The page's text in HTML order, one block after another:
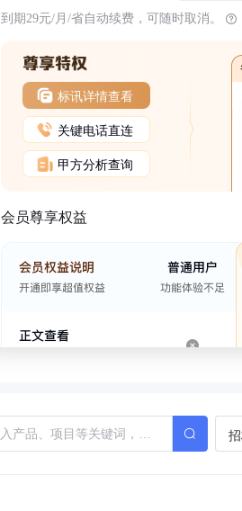
到期29元/月/省自动续费，可随时取消。
标讯详情查看
关键电话直连
甲方分析查询
会员尊享权益